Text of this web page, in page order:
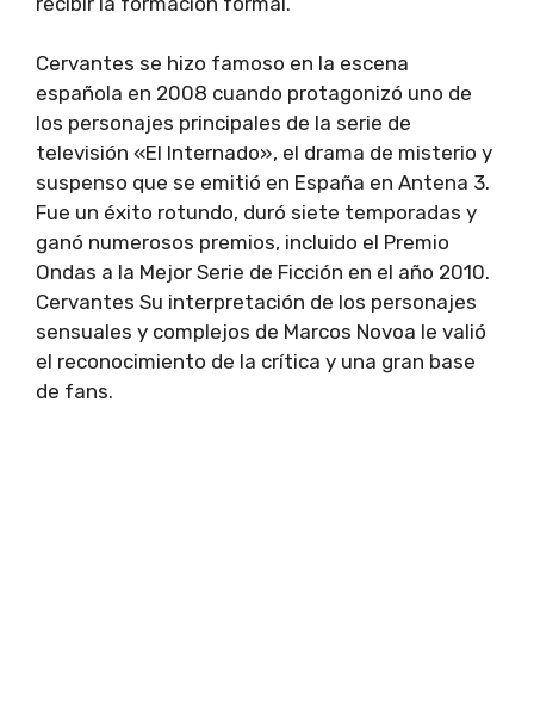
Cervantes se hizo famoso en la escena
española en 2008 cuando protagonizó uno de
los personajes principales de la serie de
televisión «El Internado», el drama de misterio y
suspenso que se emitió en España en Antena 3.
Fue un éxito rotundo, duró siete temporadas y
ganó numerosos premios, incluido el Premio
Ondas a la Mejor Serie de Ficción en el año 2010.
Cervantes Su interpretación de los personajes
sensuales y complejos de Marcos Novoa le valió
el reconocimiento de la crítica y una gran base
de fans.